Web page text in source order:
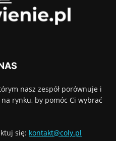
nasz zespół porównuje i
rynku, by pomóc Ci wybrać
się: kontakt@coly.pl